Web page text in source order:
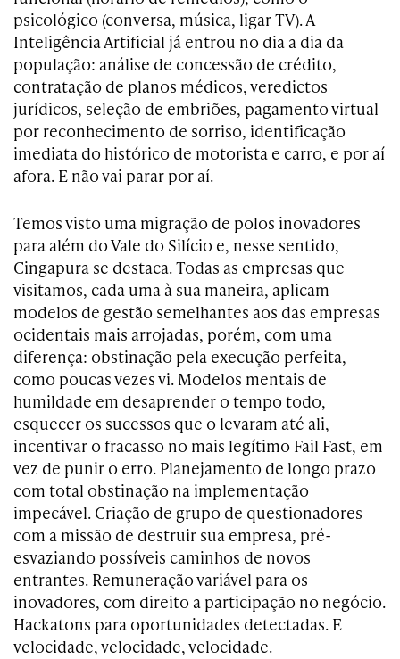
psicológico (conversa, música, ligar TV). A
Inteligência Artificial já entrou no dia a dia da
população: análise de concessão de crédito,
contratação de planos médicos, veredictos
jurídicos, seleção de embriões, pagamento virtual
por reconhecimento de sorriso, identificação
imediata do histórico de motorista e carro, e por aí
afora. E não vai parar por aí.
Temos visto uma migração de polos inovadores
para além do Vale do Silício e, nesse sentido,
Cingapura se destaca. Todas as empresas que
visitamos, cada uma à sua maneira, aplicam
modelos de gestão semelhantes aos das empresas
ocidentais mais arrojadas, porém, com uma
diferença: obstinação pela execução perfeita,
como poucas vezes vi. Modelos mentais de
humildade em desaprender o tempo todo,
esquecer os sucessos que o levaram até ali,
incentivar o fracasso no mais legítimo Fail Fast, em
vez de punir o erro. Planejamento de longo prazo
com total obstinação na implementação
impecável. Criação de grupo de questionadores
com a missão de destruir sua empresa, pré-
esvaziando possíveis caminhos de novos
entrantes. Remuneração variável para os
inovadores, com direito a participação no negócio.
Hackatons para oportunidades detectadas. E
velocidade, velocidade, velocidade.